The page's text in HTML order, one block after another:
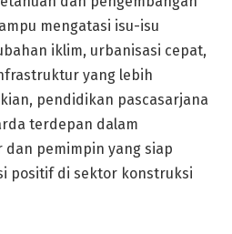
mengatasi isu-isu
iklim, urbanisasi cepat,
yang lebih
pendidikan pascasarjana
terdepan dalam
pemimpin yang siap
positif di sektor konstruksi